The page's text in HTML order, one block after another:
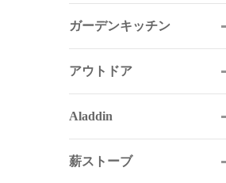
ガーデンキッチン
アウトドア
Aladdin
薪ストーブ